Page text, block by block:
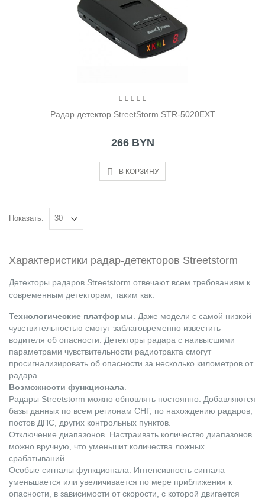
Радар детектор StreetStorm STR-5020EXT
266 BYN
В КОРЗИНУ
Показать:
Характеристики радар-детекторов Streetstorm
Детекторы радаров Streetstorm отвечают всем требованиям к
современным детекторам, таким как:
Технологические платформы . Даже модели с самой низкой
чувствительностью смогут заблаговременно известить
водителя об опасности. Детекторы радара с наивысшими
параметрами чувствительности радиотракта смогут
просигнализировать об опасности за несколько километров от
радара.
Возможности функционала
Радары Streetstorm можно обновлять постоянно. Добавляются
базы данных по всем регионам СНГ, по нахождению радаров,
постов ДПС, других контрольных пунктов.
Отключение диапазонов. Настраивать количество диапазонов
можно вручную, что уменьшит количества ложных
срабатываний.
Особые сигналы функционала. Интенсивность сигнала
уменьшается или увеличивается по мере приближения к
опасности, в зависимости от скорости, с которой двигается